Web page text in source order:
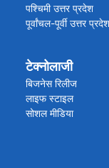
पश्चिमी उत्तर प्रदेश
पूर्वांचल-पूर्वी उत्तर प्रदेश
टेक्नोलाजी
बिजनेस रिलीज
लाइफ स्टाइल
सोशल मीडिया